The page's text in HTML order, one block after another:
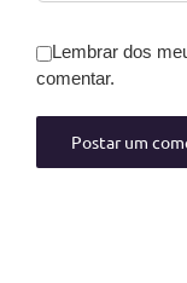
Lembrar dos
comentar.